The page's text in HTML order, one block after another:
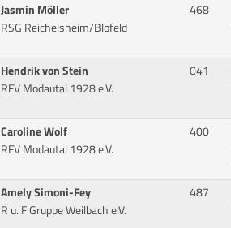
Jasmin Möller
RSG Reichelsheim/Blofeld
468
Hendrik von Stein
RFV Modautal 1928 e.V.
041
Caroline Wolf
RFV Modautal 1928 e.V.
400
Amely Simoni-Fey
R u. F Gruppe Weilbach e.V.
487